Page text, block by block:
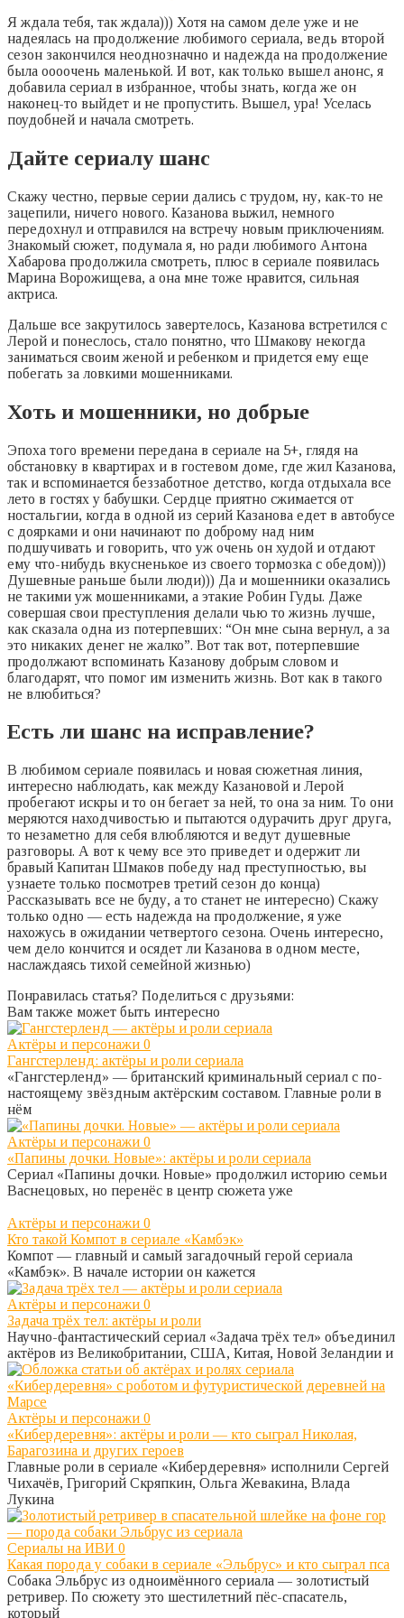
Я ждала тебя, так ждала))) Хотя на самом деле уже и не
надеялась на продолжение любимого сериала, ведь второй
сезон закончился неоднозначно и надежда на продолжение
была оооочень маленькой. И вот, как только вышел анонс, я
добавила сериал в избранное, чтобы знать, когда же он
наконец-то выйдет и не пропустить. Вышел, ура! Уселась
поудобней и начала смотреть.
Дайте сериалу шанс
Скажу честно, первые серии дались с трудом, ну, как-то не
зацепили, ничего нового. Казанова выжил, немного
передохнул и отправился на встречу новым приключениям.
Знакомый сюжет, подумала я, но ради любимого Антона
Хабарова продолжила смотреть, плюс в сериале появилась
Марина Ворожищева, а она мне тоже нравится, сильная
актриса.
Дальше все закрутилось завертелось, Казанова встретился с
Лерой и понеслось, стало понятно, что Шмакову некогда
заниматься своим женой и ребенком и придется ему еще
побегать за ловкими мошенниками.
Хоть и мошенники, но добрые
Эпоха того времени передана в сериале на 5+, глядя на
обстановку в квартирах и в гостевом доме, где жил Казанова,
так и вспоминается беззаботное детство, когда отдыхала все
лето в гостях у бабушки. Сердце приятно сжимается от
ностальгии, когда в одной из серий Казанова едет в автобусе
с доярками и они начинают по доброму над ним
подшучивать и говорить, что уж очень он худой и отдают
ему что-нибудь вкусненькое из своего тормозка с обедом)))
Душевные раньше были люди))) Да и мошенники оказались
не такими уж мошенниками, а этакие Робин Гуды. Даже
совершая свои преступления делали чью то жизнь лучше,
как сказала одна из потерпевших: “Он мне сына вернул, а за
это никаких денег не жалко”. Вот так вот, потерпевшие
продолжают вспоминать Казанову добрым словом и
благодарят, что помог им изменить жизнь. Вот как в такого
не влюбиться?
Есть ли шанс на исправление?
В любимом сериале появилась и новая сюжетная линия,
интересно наблюдать, как между Казановой и Лерой
пробегают искры и то он бегает за ней, то она за ним. То они
меряются находчивостью и пытаются одурачить друг друга,
то незаметно для себя влюбляются и ведут душевные
разговоры. А вот к чему все это приведет и одержит ли
бравый Капитан Шмаков победу над преступностью, вы
узнаете только посмотрев третий сезон до конца)
Рассказывать все не буду, а то станет не интересно) Скажу
только одно — есть надежда на продолжение, я уже
нахожусь в ожидании четвертого сезона. Очень интересно,
чем дело кончится и осядет ли Казанова в одном месте,
наслаждаясь тихой семейной жизнью)
Понравилась статья? Поделиться с друзьями:
Вам также может быть интересно
Актёры и персонажи 0
Гангстерленд: актёры и роли сериала
«Гангстерленд» — британский криминальный сериал с по-
настоящему звёздным актёрским составом. Главные роли в
нём
Актёры и персонажи 0
«Папины дочки. Новые»: актёры и роли сериала
Сериал «Папины дочки. Новые» продолжил историю семьи
Васнецовых, но перенёс в центр сюжета уже
Актёры и персонажи 0
Кто такой Компот в сериале «Камбэк»
Компот — главный и самый загадочный герой сериала
«Камбэк». В начале истории он кажется
Актёры и персонажи 0
Задача трёх тел: актёры и роли
Научно-фантастический сериал «Задача трёх тел» объединил
актёров из Великобритании, США, Китая, Новой Зеландии и
Актёры и персонажи 0
«Кибердеревня»: актёры и роли — кто сыграл Николая,
Барагозина и других героев
Главные роли в сериале «Кибердеревня» исполнили Сергей
Чихачёв, Григорий Скряпкин, Ольга Жевакина, Влада
Лукина
Сериалы на ИВИ 0
Какая порода у собаки в сериале «Эльбрус» и кто сыграл пса
Собака Эльбрус из одноимённого сериала — золотистый
ретривер. По сюжету это шестилетний пёс-спасатель,
который